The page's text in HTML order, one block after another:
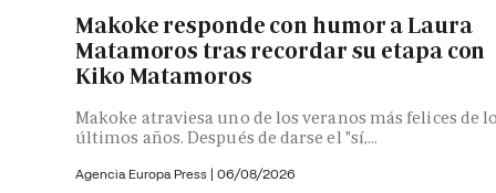
Makoke responde con humor a Laura
Matamoros tras recordar su etapa con
Kiko Matamoros
Makoke atraviesa uno de los veranos más felices de
últimos años. Después de darse el "sí,...
Agencia Europa Press | 06/08/2026